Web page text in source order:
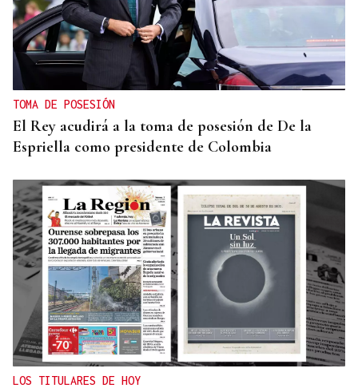
TOMA DE POSESIÓN
El Rey acudirá a la toma de posesión de De la
Espriella como presidente de Colombia
LOS TITULARES DE HOY